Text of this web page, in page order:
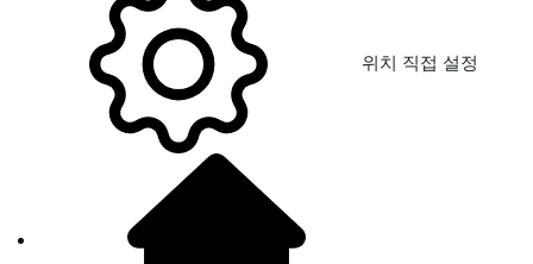
위치 직접 설정